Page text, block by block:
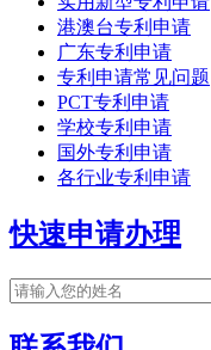
港澳台专利申请
广东专利申请
专利申请常见问题
PCT专利申请
学校专利申请
国外专利申请
各行业专利申请
快速申请办理